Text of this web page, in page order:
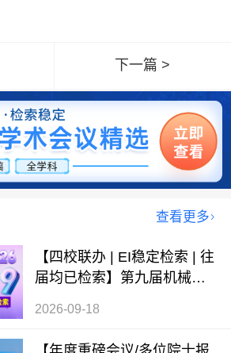
下一篇 >
查看更多
【四校联办 | EI稳定检索 | 往
届均已检索】第九届机械工
2026-09-18